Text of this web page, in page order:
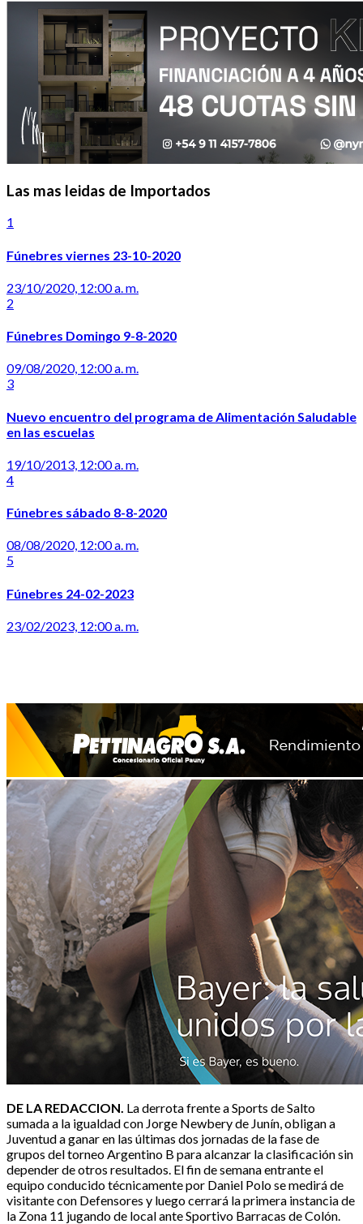
Las mas leidas de Importados
1
Fúnebres viernes 23-10-2020
23/10/2020, 12:00 a. m.
2
Fúnebres Domingo 9-8-2020
09/08/2020, 12:00 a. m.
3
Nuevo encuentro del programa de Alimentación Saludable
en las escuelas
19/10/2013, 12:00 a. m.
4
Fúnebres sábado 8-8-2020
08/08/2020, 12:00 a. m.
5
Fúnebres 24-02-2023
23/02/2023, 12:00 a. m.
DE LA REDACCION. La derrota frente a Sports de Salto
sumada a la igualdad con Jorge Newbery de Junín, obligan a
Juventud a ganar en las últimas dos jornadas de la fase de
grupos del torneo Argentino B para alcanzar la clasificación sin
depender de otros resultados. El fin de semana entrante el
equipo conducido técnicamente por Daniel Polo se medirá de
visitante con Defensores y luego cerrará la primera instancia de
la Zona 11 jugando de local ante Sportivo Barracas de Colón.